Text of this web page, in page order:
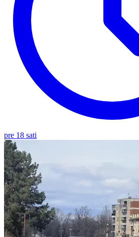
pre 18 sati